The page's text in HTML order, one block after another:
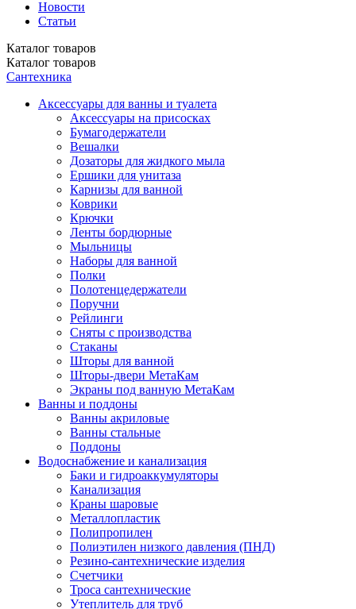
Новости
Статьи
Каталог товаров
Каталог товаров
Сантехника
Аксессуары для ванны и туалета
Аксессуары на присосках
Бумагодержатели
Вешалки
Дозаторы для жидкого мыла
Ершики для унитаза
Карнизы для ванной
Коврики
Крючки
Ленты бордюрные
Мыльницы
Наборы для ванной
Полки
Полотенцедержатели
Поручни
Рейлинги
Сняты с производства
Стаканы
Шторы для ванной
Шторы-двери МетаКам
Экраны под ванную МетаКам
Ванны и поддоны
Ванны акриловые
Ванны стальные
Поддоны
Водоснабжение и канализация
Баки и гидроаккумуляторы
Канализация
Краны шаровые
Металлопластик
Полипропилен
Полиэтилен низкого давления (ПНД)
Резино-сантехнические изделия
Счетчики
Троса сантехнические
Утеплитель для труб